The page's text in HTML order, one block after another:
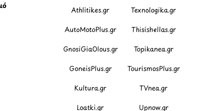
Athlitikes.gr Texnologika.gr
AutoMotoPlus.gr Thisishellas.gr
GnosiGiaOlous.gr Topikanea.gr
GoneisPlus.gr TourismosPlus.gr
Kultura.gr TVnea.gr
Loatki.gr Upnow.gr